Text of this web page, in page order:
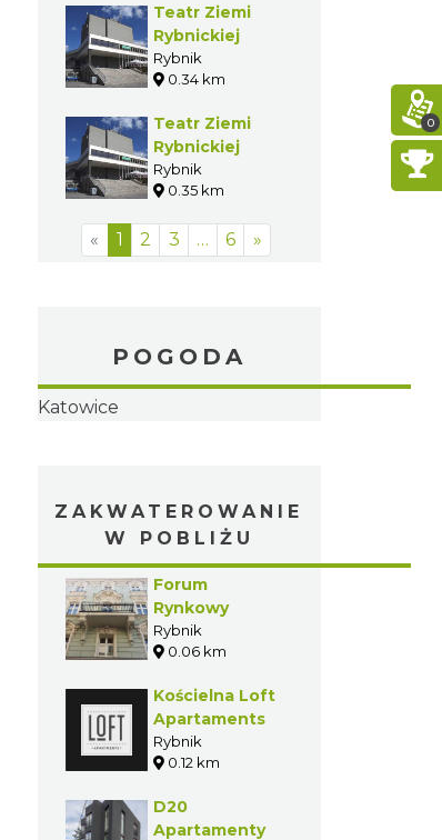
Teatr Ziemi
Rybnickiej
Rybnik
0.34 km
Teatr Ziemi
Rybnickiej
Rybnik
0.35 km
« 1 2 3 … 6 »
POGODA
Katowice
ZAKWATEROWANIE
W POBLIŻU
Forum
Rynkowy
Rybnik
0.06 km
Kościelna Loft
Apartaments
Rybnik
0.12 km
D20
Apartamenty
0